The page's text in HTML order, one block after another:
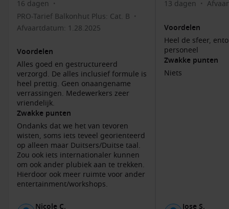
Maak een boottocht naar de Phi Phi-eilanden: Verken de
adembenemende schoonheid van de nabijgelegen Phi Phi-
eilanden met zijn prachtige stranden en kristalhelder
Proef de lokale keuken: Phuket staat bekend om zijn
heerlijke streetfood. Geniet van lokale delicatessen zoals
Pad Thai, Massaman curry, en verse zeevruchten in een
van de vele restaurants.
Buienhavens voor en na Phuket, Thailand
Tijdens je cruise naar Phuket kun je ook andere geweldige
havens bezoeken:
Singapore, Singapore: Een bruisende stadstaat die bekend
staat om zijn moderne architectuur en rijke cultuur. Bezoek
ervaring.
16 dagen •
PRO-Tarief Balkonhut Plus: Cat. B •
Afvaartdatum: 1.28.2025
Voordelen
Alles goed en gestructureerd
verzorgd. De alles inclusief formule is
heel prettig. Geen onaangename
verrassingen. Medewerkers zeer
vriendelijk.
Zwakke punten
Ondanks dat we het van tevoren
wisten, soms iets teveel georienteerd
op alleen maar Duitsers/Duitse taal.
Zou ook iets internationaler kunnen
om ook ander plubiek aan te trekken.
Hierdoor ook meer ruimte voor ander
entertainment/workshops.
Nicole C.
13 dagen •
Voordelen
Heel de sfeer,
personeel
Zwakke punten
Niets
Jose S.